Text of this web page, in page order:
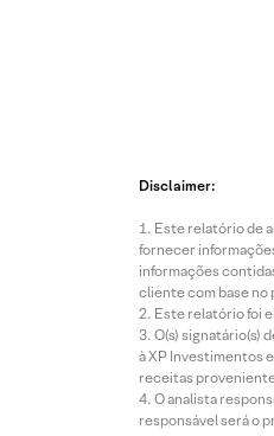
Disclaimer:
Este relatório de
fornecer
informações
cliente com base
Este relatório foi
O(s) signatário(s)
à XP Investimentos
receitas
O analista
responsável será o